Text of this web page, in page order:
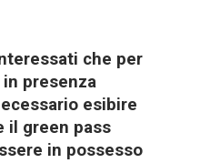
che per
presenza
esibire
il green pass
in possesso